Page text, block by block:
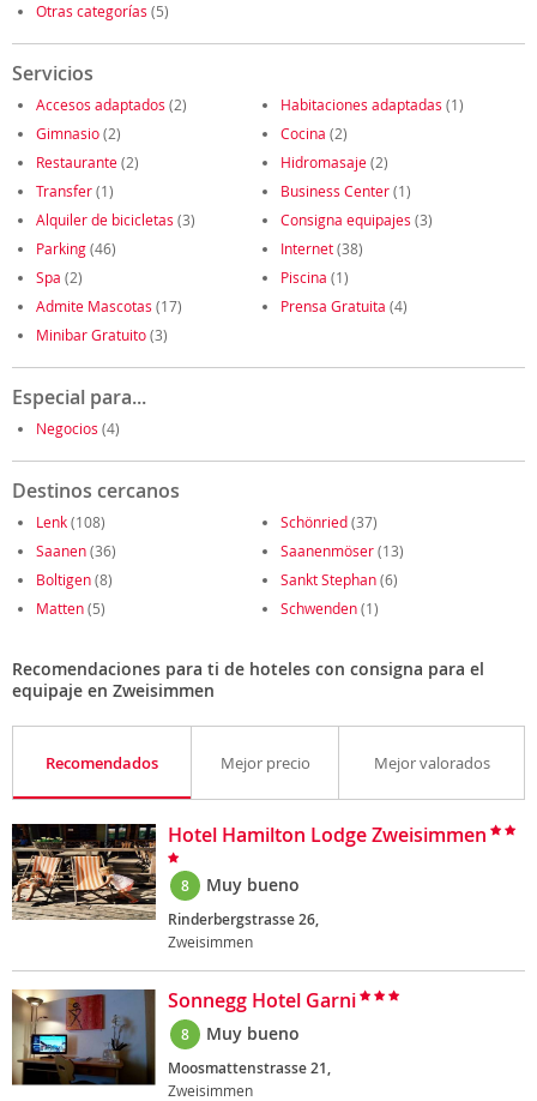
Otras categorías (5)
Servicios
Accesos adaptados (2) Habitaciones adaptadas (1)
Gimnasio(2) Cocina (2)
Restaurante(2) Hidromasaje(2)
Transfer(1) Business Center(1)
Alquiler de bicicletas (3) Consigna equipajes (3)
Parking(46) Internet(38)
Spa (2) Piscina (1)
Admite Mascotas (17) Prensa Gratuita (4)
Minibar Gratuito(3)
Especial para...
Negocios (4)
Destinos cercanos
Lenk(108) Schönried(37)
Saanen(36) Saanenmöser(13)
Boltigen(8) Sankt Stephan(6)
Matten(5) Schwenden(1)
Recomendaciones para ti de hoteles con consigna para el
equipaje en Zweisimmen
Recomendados Mejor precio Mejor valorados
Hotel Hamilton Lodge Zweisimmen
8 Muy bueno
Rinderbergstrasse 26,
Zweisimmen
Sonnegg Hotel Garni
8 Muy bueno
Moosmattenstrasse 21,
Zweisimmen